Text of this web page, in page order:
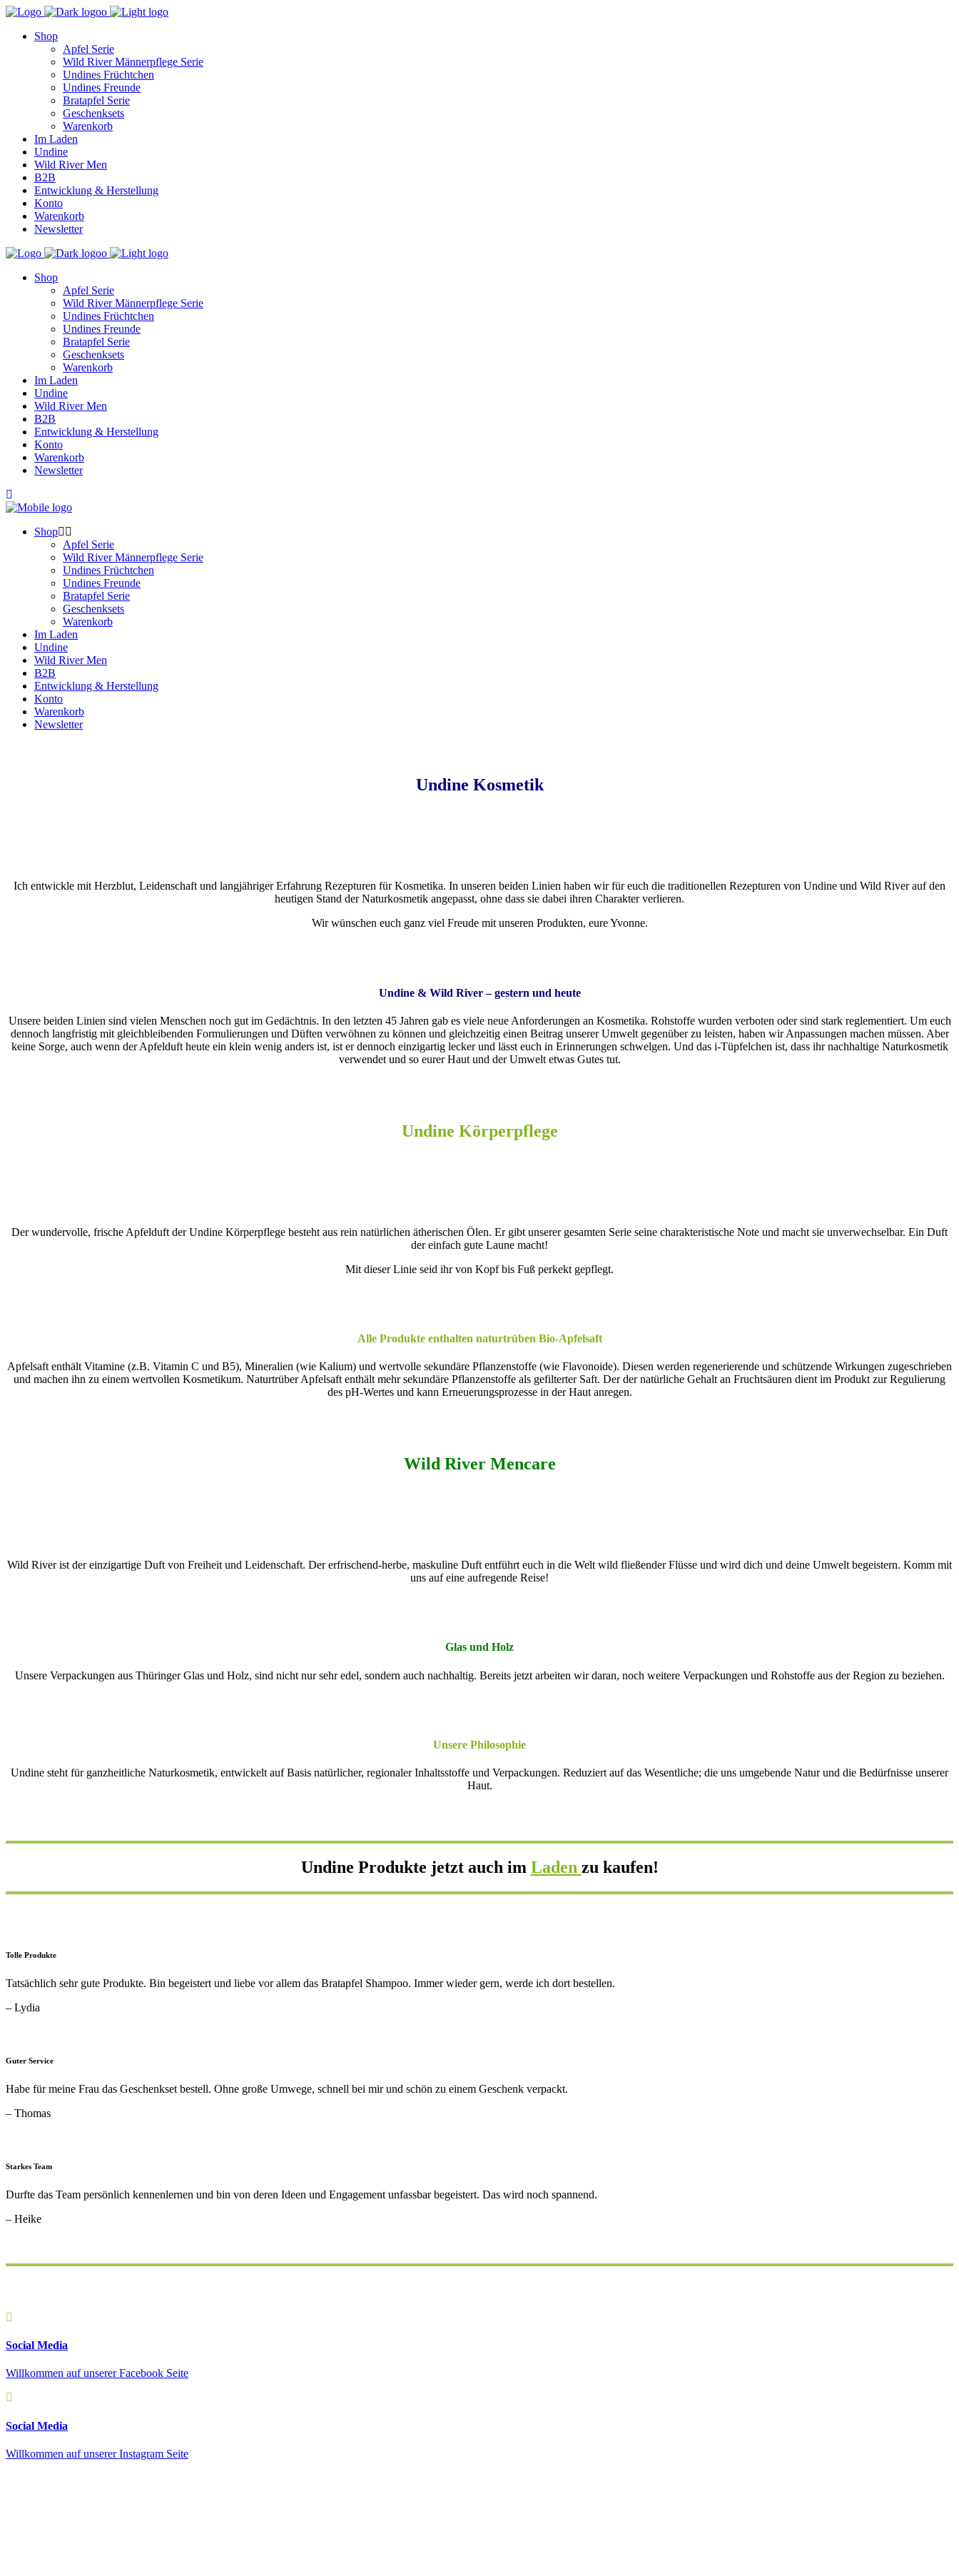
Shop
Apfel Serie
Wild River Männerpflege Serie
Undines Früchtchen
Undines Freunde
Bratapfel Serie
Geschenksets
Warenkorb
Im Laden
Undine
Wild River Men
B2B
Entwicklung & Herstellung
Konto
Warenkorb
Newsletter
Shop
Apfel Serie
Wild River Männerpflege Serie
Undines Früchtchen
Undines Freunde
Bratapfel Serie
Geschenksets
Warenkorb
Im Laden
Undine
Wild River Men
B2B
Entwicklung & Herstellung
Konto
Warenkorb
Newsletter
Shop
Apfel Serie
Wild River Männerpflege Serie
Undines Früchtchen
Undines Freunde
Bratapfel Serie
Geschenksets
Warenkorb
Im Laden
Undine
Wild River Men
B2B
Entwicklung & Herstellung
Konto
Warenkorb
Newsletter
Undine Kosmetik
Ich entwickle mit Herzblut, Leidenschaft und langjähriger Erfahrung Rezepturen für Kosmetika. In unseren beiden Linien haben wir für euch die traditionellen Rezepturen von Undine und Wild River auf den
heutigen Stand der Naturkosmetik angepasst, ohne dass sie dabei ihren Charakter verlieren.
Wir wünschen euch ganz viel Freude mit unseren Produkten, eure Yvonne.
Undine & Wild River – gestern und heute
Unsere beiden Linien sind vielen Menschen noch gut im Gedächtnis. In den letzten 45 Jahren gab es viele neue Anforderungen an Kosmetika. Rohstoffe wurden verboten oder sind stark reglementiert. Um euch
dennoch langfristig mit gleichbleibenden Formulierungen und Düften verwöhnen zu können und gleichzeitig einen Beitrag unserer Umwelt gegenüber zu leisten, haben wir Anpassungen machen müssen. Aber
keine Sorge, auch wenn der Apfelduft heute ein klein wenig anders ist, ist er dennoch einzigartig lecker und lässt euch in Erinnerungen schwelgen. Und das i-Tüpfelchen ist, dass ihr nachhaltige Naturkosmetik
verwendet und so eurer Haut und der Umwelt etwas Gutes tut.
Undine Körperpflege
Der wundervolle, frische Apfelduft der Undine Körperpflege besteht aus rein natürlichen ätherischen Ölen. Er gibt unserer gesamten Serie seine charakteristische Note und macht sie unverwechselbar. Ein Duft
der einfach gute Laune macht!
Mit dieser Linie seid ihr von Kopf bis Fuß perkekt gepflegt.
Alle Produkte enthalten naturtrüben Bio-Apfelsaft
Apfelsaft enthält Vitamine (z.B. Vitamin C und B5), Mineralien (wie Kalium) und wertvolle sekundäre Pflanzenstoffe (wie Flavonoide). Diesen werden regenerierende und schützende Wirkungen zugeschrieben
und machen ihn zu einem wertvollen Kosmetikum. Naturtrüber Apfelsaft enthält mehr sekundäre Pflanzenstoffe als gefilterter Saft. Der der natürliche Gehalt an Fruchtsäuren dient im Produkt zur Regulierung
des pH-Wertes und kann Erneuerungsprozesse in der Haut anregen.
Wild River Mencare
Wild River ist der einzigartige Duft von Freiheit und Leidenschaft. Der erfrischend-herbe, maskuline Duft entführt euch in die Welt wild fließender Flüsse und wird dich und deine Umwelt begeistern. Komm mit
uns auf eine aufregende Reise!
Glas und Holz
Unsere Verpackungen aus Thüringer Glas und Holz, sind nicht nur sehr edel, sondern auch nachhaltig. Bereits jetzt arbeiten wir daran, noch weitere Verpackungen und Rohstoffe aus der Region zu beziehen.
Unsere Philosophie
Undine steht für ganzheitliche Naturkosmetik, entwickelt auf Basis natürlicher, regionaler Inhaltsstoffe und Verpackungen. Reduziert auf das Wesentliche; die uns umgebende Natur und die Bedürfnisse unserer
Haut.
Undine Produkte jetzt auch im Laden zu kaufen!
Tolle Produkte
Tatsächlich sehr gute Produkte. Bin begeistert und liebe vor allem das Bratapfel Shampoo. Immer wieder gern, werde ich dort bestellen.
– Lydia
Guter Service
Habe für meine Frau das Geschenkset bestell. Ohne große Umwege, schnell bei mir und schön zu einem Geschenk verpackt.
– Thomas
Starkes Team
Durfte das Team persönlich kennenlernen und bin von deren Ideen und Engagement unfassbar begeistert. Das wird noch spannend.
– Heike
Social Media
Willkommen auf unserer Facebook Seite
Social Media
Willkommen auf unserer Instagram Seite